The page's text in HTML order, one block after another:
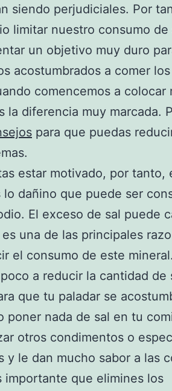
siendo perjudiciales. Por
limitar nuestro consumo de
un objetivo muy duro
acostumbrados a comer los
comencemos a colocar
la diferencia muy marcada.
para que puedas
estar motivado, por tanto,
dañino que puede ser
El exceso de sal puede
una de las principales
el consumo de este mineral.
a reducir la cantidad de
que tu paladar se
poner nada de sal en tu
otros condimentos o
y le dan mucho sabor a las
importante que elimines los